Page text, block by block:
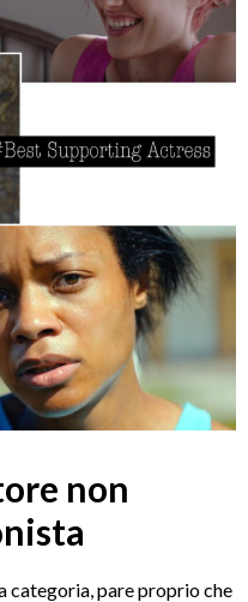
non
categoria, pare proprio che